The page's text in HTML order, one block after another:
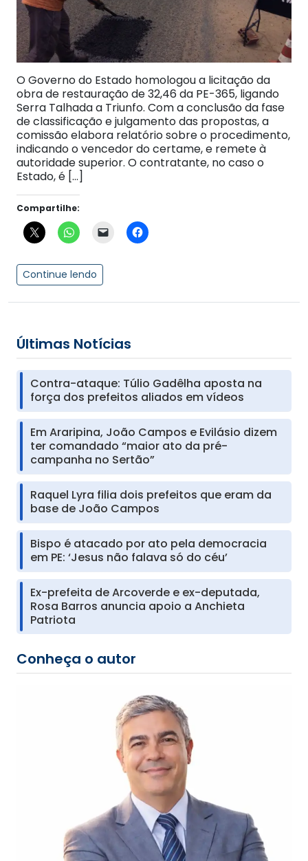
O Governo do Estado homologou a licitação da
obra de restauração de 32,46 da PE-365, ligando
Serra Talhada a Triunfo. Com a conclusão da fase
de classificação e julgamento das propostas, a
comissão elabora relatório sobre o procedimento,
indicando o vencedor do certame, e remete à
autoridade superior. O contratante, no caso o
Estado, é […]
Compartilhe:
Continue lendo
Últimas Notícias
Contra-ataque: Túlio Gadêlha aposta na
força dos prefeitos aliados em vídeos
Em Araripina, João Campos e Evilásio dizem
ter comandado “maior ato da pré-
campanha no Sertão”
Raquel Lyra filia dois prefeitos que eram da
base de João Campos
Bispo é atacado por ato pela democracia
em PE: ‘Jesus não falava só do céu’
Ex-prefeita de Arcoverde e ex-deputada,
Rosa Barros anuncia apoio a Anchieta
Patriota
Conheça o autor